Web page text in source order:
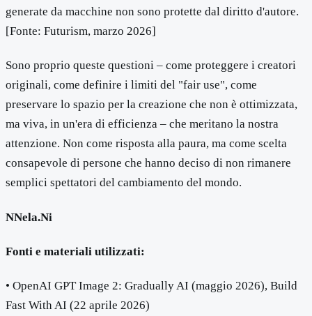
generate da macchine non sono protette dal diritto d'autore.
[Fonte: Futurism, marzo 2026]
Sono proprio queste questioni – come proteggere i creatori
originali, come definire i limiti del "fair use", come
preservare lo spazio per la creazione che non è ottimizzata,
ma viva, in un'era di efficienza – che meritano la nostra
attenzione. Non come risposta alla paura, ma come scelta
consapevole di persone che hanno deciso di non rimanere
semplici spettatori del cambiamento del mondo.
NNela.Ni
Fonti e materiali utilizzati:
• OpenAI GPT Image 2: Gradually AI (maggio 2026), Build
Fast With AI (22 aprile 2026)